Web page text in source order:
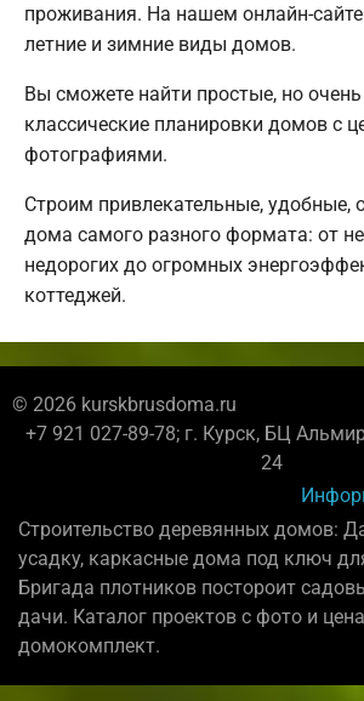
проживания. На нашем онлайн-
летние и зимние виды домов.
Вы сможете найти простые, но
классические планировки домов с
фотографиями.
Строим привлекательные, удобные,
дома самого разного формата: от
недорогих до огромных
коттеджей.
© 2026 kurskbrusdoma.ru
+7 921 027-89-78; г. Курск, БЦ
24
Строительство деревянных домов:
усадку, каркасные дома под ключ
Бригада плотников постороит
дачи. Каталог проектов с фото и
домокомплект.